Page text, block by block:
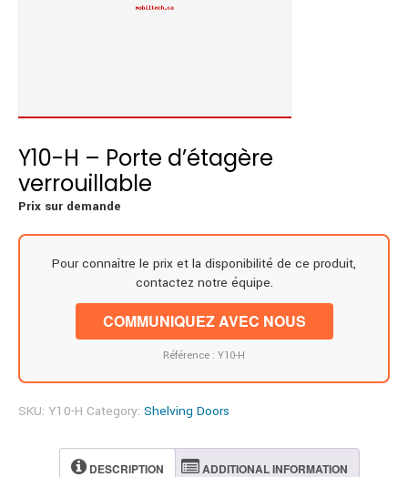
Y10-H – Porte d’étagère
verrouillable
Prix sur demande
Pour connaître le prix et la disponibilité de ce produit,
contactez notre équipe.
COMMUNIQUEZ AVEC NOUS
Référence : Y10-H
SKU: Y10-H Category: Shelving Doors
DESCRIPTION ADDITIONAL INFORMATION